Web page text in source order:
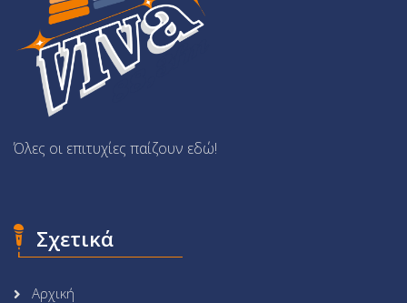
Όλες οι επιτυχίες παίζουν εδώ!
Σχετικά
Αρχική